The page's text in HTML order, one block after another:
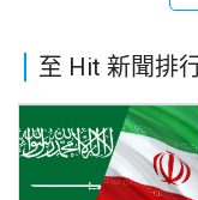
至 Hit 新聞排